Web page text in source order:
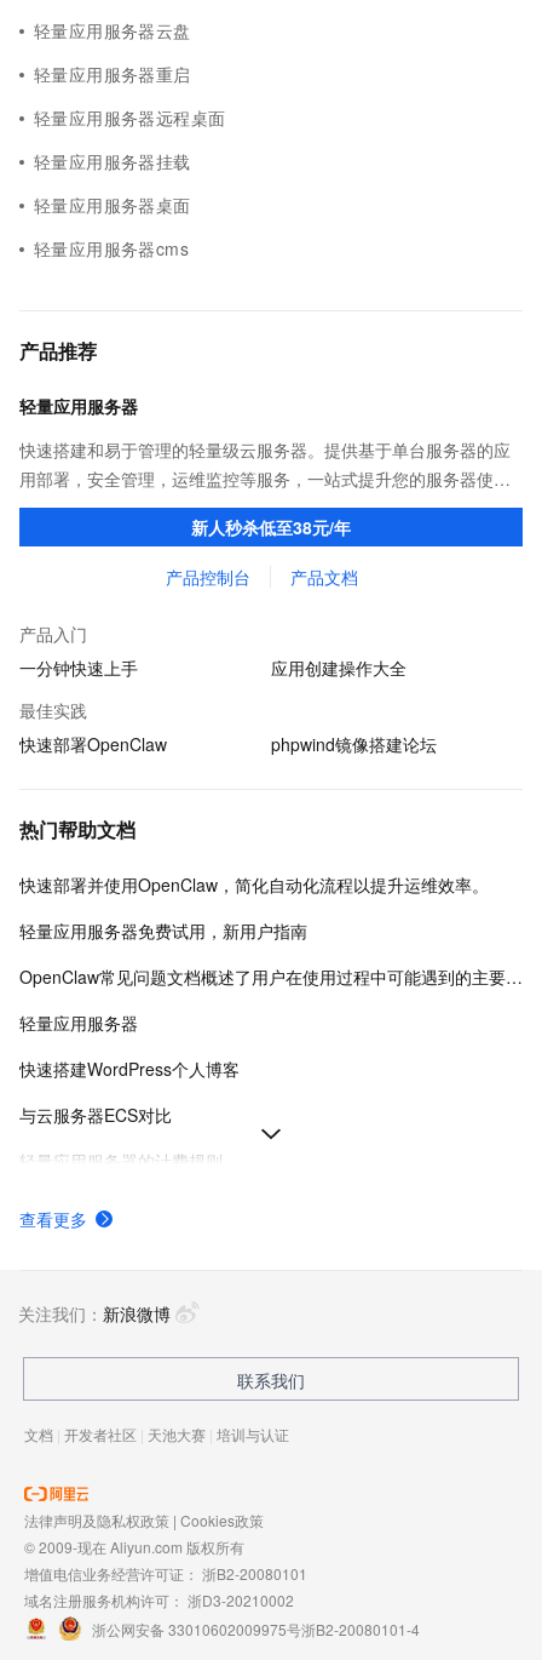
轻量应用服务器云盘
轻量应用服务器重启
轻量应用服务器远程桌面
轻量应用服务器挂载
轻量应用服务器桌面
轻量应用服务器cms
产品推荐
轻量应用服务器
快速搭建和易于管理的轻量级云服务器。提供基于单台服务器的应
用部署，安全管理，运维监控等服务，一站式提升您的服务器使用
体验和效率。
新人秒杀低至38元/年
产品控制台 产品文档
产品入门
一分钟快速上手
应用创建操作大全
最佳实践
快速部署OpenClaw
phpwind镜像搭建论坛
热门帮助文档
快速部署并使用OpenClaw，简化自动化流程以提升运维效率。
轻量应用服务器免费试用，新用户指南
OpenClaw常见问题文档概述了用户在使用过程中可能遇到的主要问题及其解决方案。
轻量应用服务器
快速搭建WordPress个人博客
与云服务器ECS对比
轻量应用服务器的计费规则
轻量应用服务器计费项
轻量应用服务器新手指引
查看更多
关注我们： 新浪微博
联系我们
文档 | 开发者社区 | 天池大赛 | 培训与认证
法律声明及隐私权政策 | Cookies政策
© 2009-现在 Aliyun.com 版权所有
增值电信业务经营许可证： 浙B2-20080101
域名注册服务机构许可： 浙D3-20210002
浙公网安备 33010602009975号浙B2-20080101-4